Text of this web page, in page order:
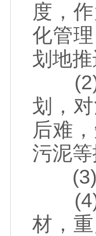
度，
化管
划地
(2)
划，
后难
污泥
(3)干
(4)
材，